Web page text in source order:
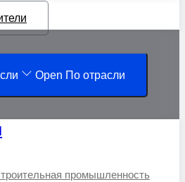
Open По отрасли
промышленность